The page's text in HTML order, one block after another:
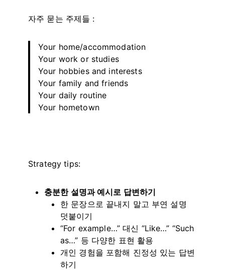
자주 묻는 주제들 :
Your home/accommodation
Your work or studies
Your hobbies and interests
Your family and friends
Your daily routine
Your hometown
Strategy tips:
충분한 설명과 예시로 답변하기
한 문장으로 끝내지 말고 부연 설명
덧붙이기
“For example…” 대신 “Like…” “Such
as…” 등 다양한 표현 활용
개인 경험을 포함해 진정성 있는 답변
하기